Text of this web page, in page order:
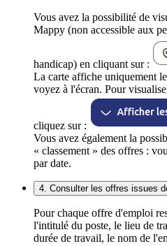
Vous avez la possibilité de
Mappy (non accessible aux
handicap) en cliquant sur :
La carte affiche uniquement
voyez à l'écran. Pour
cliquez sur :
Vous avez également la
« classement » des offres :
par date.
4. Consulter les offres issues
Pour chaque offre d'emploi
l'intitulé du poste, le lieu de
durée de travail, le nom de